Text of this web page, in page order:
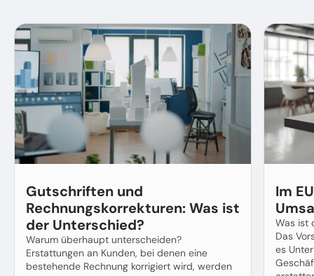
Gutschriften und
Rechnungskorrekturen: Was ist
der Unterschied?
Warum überhaupt unterscheiden?
Erstattungen an Kunden, bei denen eine
bestehende Rechnung korrigiert wird, werden
Im
Was ist
Das
es